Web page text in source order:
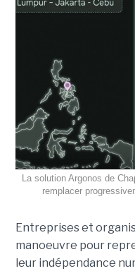
La solution Argonos de
remplacer
Entreprises et
manoeuvre pour
leur indépendance